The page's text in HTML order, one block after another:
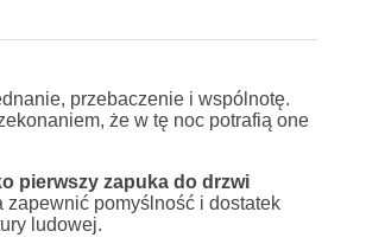
przebaczenie i wspólnotę.
że w tę noc potrafią one
pierwszy zapuka do drzwi
zapewnić pomyślność i dostatek
ludowej.